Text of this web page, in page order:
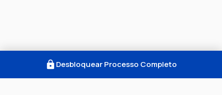
Desbloquear Processo Completo